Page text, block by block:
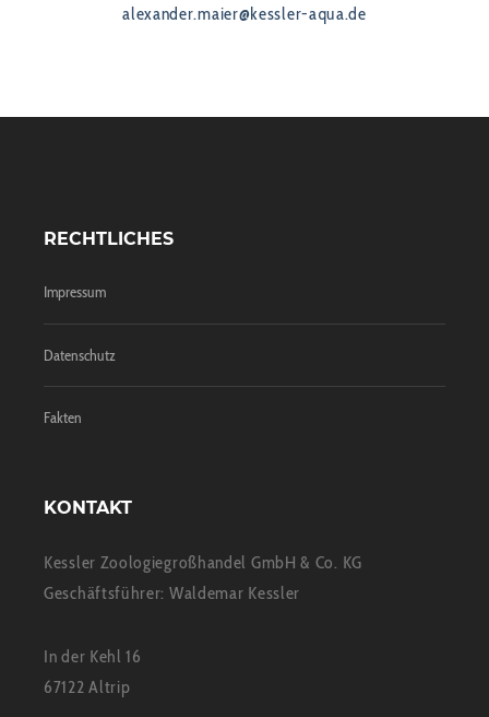
alexander.maier@kessler-aqua.de
RECHTLICHES
Impressum
Datenschutz
Fakten
KONTAKT
Kessler Zoologiegroßhandel GmbH & Co. KG
Geschäftsführer: Waldemar Kessler
In der Kehl 16
67122 Altrip